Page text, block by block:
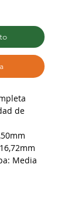
de
Media